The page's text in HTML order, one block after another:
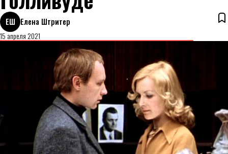
ЕШ Елена Штритер
15 апреля 2021